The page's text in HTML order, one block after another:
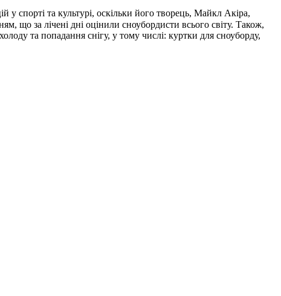
у спорті та культурі, оскільки його творець, Майкл Акіра,
що за лічені дні оцінили сноубордисти всього світу. Також,
та попадання снігу, у тому числі: куртки для сноуборду,